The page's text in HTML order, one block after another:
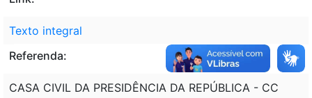
Texto integral
Referenda:
CASA CIVIL DA PRESIDÊNCIA DA REPÚBLICA - CC